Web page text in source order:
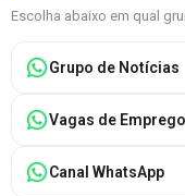
Escolha abaixo em qual
Grupo de Notícias
Vagas de Emprego
Canal WhatsApp